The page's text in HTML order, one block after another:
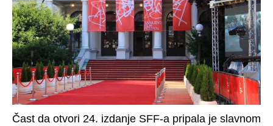
Čast da otvori 24. izdanje SFF-a pripala je slavnom